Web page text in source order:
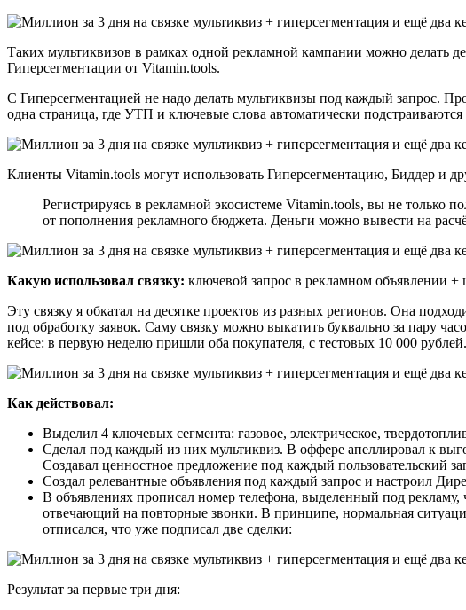
Таких мультиквизов в рамках одной рекламной кампании можно делать
Гиперсегментации от Vitamin.tools.
С Гиперсегментацией не надо делать мультиквизы под каждый запрос.
одна страница, где УТП и ключевые слова автоматически
Клиенты Vitamin.tools могут использовать Гиперсегментацию, Биддер и
Регистрируясь в рекламной экосистеме Vitamin.tools, вы не только
от пополнения рекламного бюджета. Деньги можно вывести на
Какую использовал связку: ключевой запрос в рекламном объявлении
Эту связку я обкатал на десятке проектов из разных регионов. Она
под обработку заявок. Саму связку можно выкатить буквально за пару
кейсе: в первую неделю пришли оба покупателя, с тестовых 10 000 рублей.
Как действовал:
Выделил 4 ключевых сегмента: газовое, электрическое,
Сделал под каждый из них мультиквиз. В оффере апеллировал к
Создавал ценностное предложение под каждый пользовательский
Создал релевантные объявления под каждый запрос и настроил
В объявлениях прописал номер телефона, выделенный под рекламу,
отвечающий на повторные звонки. В принципе, нормальная
отписался, что уже подписал две сделки:
Результат за первые три дня: